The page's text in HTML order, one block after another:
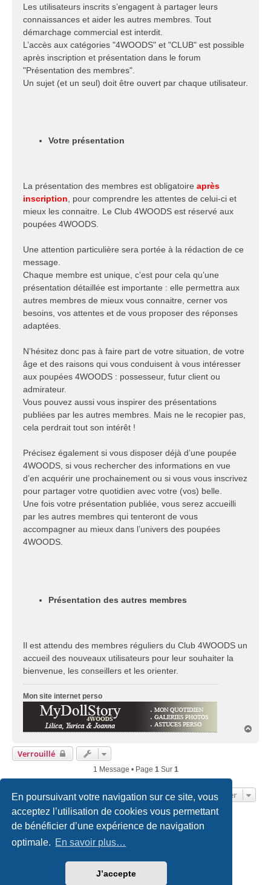
En poursuivant votre navigation sur ce site, vous
acceptez l’utilisation de cookies vous permettant
de bénéficier d’une expérience de navigation
optimale. En savoir plus…
J’accepte
Les utilisateurs inscrits s’engagent à partager leurs
connaissances et aider les autres membres. Tout
démarchage commercial est interdit.
L’accès aux catégories "4WOODS" et "CLUB" est possible
après inscription et présentation dans le forum
"Présentation des membres".
Un sujet (et un seul) doit être ouvert par chaque utilisateur.
Votre présentation
La présentation des membres est obligatoire après
inscription, pour comprendre les attentes de celui-ci et
mieux les connaitre. Le Club 4WOODS est réservé aux
poupées 4WOODS.
Une attention particulière sera portée à la rédaction de ce
message.
Chaque membre est unique, c’est pour cela qu’une
présentation détaillée est importante : elle permettra aux
autres membres de mieux vous connaitre, cerner vos
besoins, vos attentes et de vous proposer des réponses
adaptées.
N’hésitez donc pas à faire part de votre situation, de votre
âge et des raisons qui vous conduisent à vous intéresser
aux poupées 4WOODS : possesseur, futur client ou
admirateur.
Vous pouvez aussi vous inspirer des présentations
publiées par les autres membres. Mais ne le recopier pas,
cela perdrait tout son intérêt !
Précisez également si vous disposer déjà d’une poupée
4WOODS, si vous rechercher des informations en vue
d’en acquérir une prochainement ou si vous vous inscrivez
pour partager votre quotidien avec votre (vos) belle.
Une fois votre présentation publiée, vous serez accueilli
par les autres membres qui tenteront de vous
accompagner au mieux dans l’univers des poupées
4WOODS.
Présentation des autres membres
Il est attendu des membres réguliers du Club 4WOODS un
accueil des nouveaux utilisateurs pour leur souhaiter la
bienvenue, les conseillers et les orienter.
Mon site internet perso
Verrouillé
1 Message • Page 1Sur 1
Aller
Nous contacter
Traduction française officielle
created by INVENTEA & v12mike